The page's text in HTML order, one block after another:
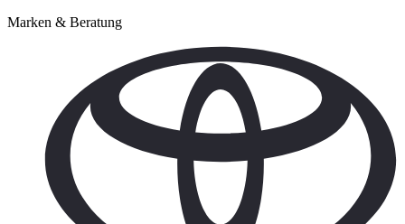
Marken & Beratung